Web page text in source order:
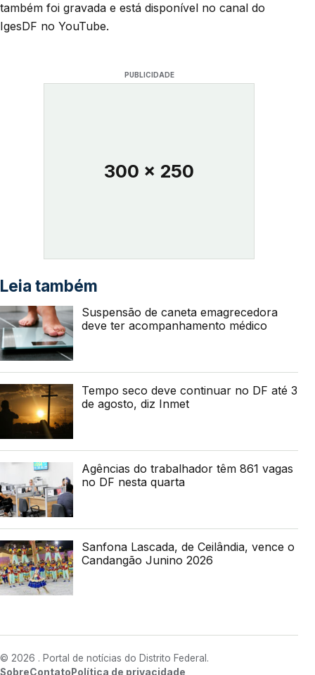
também foi gravada e está disponível no canal do
IgesDF no YouTube.
PUBLICIDADE
300 x 250
Leia também
Suspensão de caneta emagrecedora
deve ter acompanhamento médico
Tempo seco deve continuar no DF até 3
de agosto, diz Inmet
Agências do trabalhador têm 861 vagas
no DF nesta quarta
Sanfona Lascada, de Ceilândia, vence o
Candangão Junino 2026
© 2026 . Portal de notícias do Distrito Federal.
SobreContato Política de privacidade